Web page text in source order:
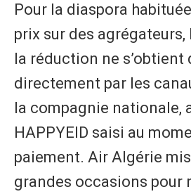
Pour la diaspora
prix sur des agrégateurs,
la réduction ne s’obtient
directement par les
la compagnie nationale,
HAPPYEID saisi au
paiement. Air Algérie
grandes occasions pour